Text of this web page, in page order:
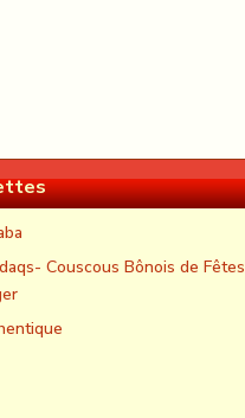
Couscous Bônois de Fêtes